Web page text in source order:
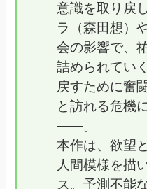
意識を取り戻
ラ（森田想）
会の影響で、
詰められてい
戻すために奮
と訪れる危機
――。
本作は、欲望
人間模様を描
ス。予測不能